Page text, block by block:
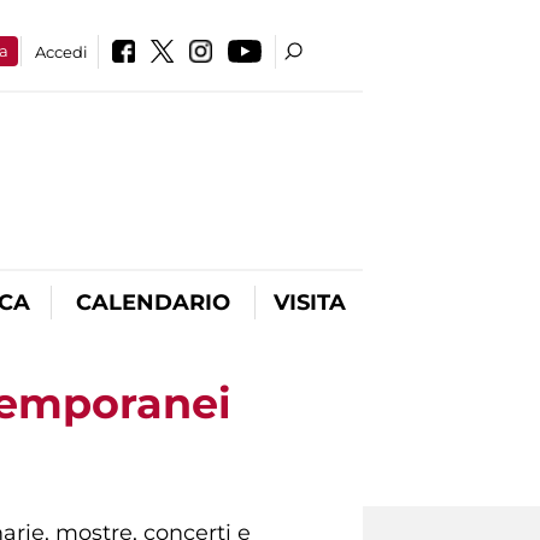
Accedi
CALENDARIO VISITA
mostre, concerti e